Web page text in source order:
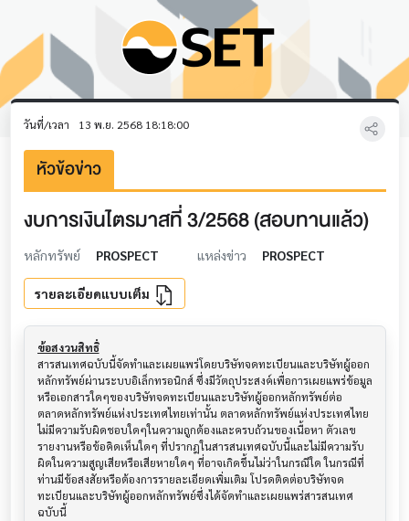
วันที่/เวลา 13 พ.ย. 2568 18:18:00
หัวข้อข่าว
งบการเงินไตรมาสที่ 3/2568 (สอบทานแล้ว)
หลักทรัพย์ PROSPECT แหล่งข่าว PROSPECT
รายละเอียดแบบเต็ม
ข้อสงวนสิทธิ์
สารสนเทศฉบับนี้จัดทำและเผยแพร่โดยบริษัทจดทะเบียนและบริษัทผู้ออก
หลักทรัพย์ผ่านระบบอิเล็กทรอนิกส์ ซึ่งมีวัตถุประสงค์เพื่อการเผยแพร่ข้อมูล
หรือเอกสารใดๆของบริษัทจดทะเบียนและบริษัทผู้ออกหลักทรัพย์ต่อ
ตลาดหลักทรัพย์แห่งประเทศไทยเท่านั้น ตลาดหลักทรัพย์แห่งประเทศไทย
ไม่มีความรับผิดชอบใดๆในความถูกต้องและครบถ้วนของเนื้อหา ตัวเลข
รายงานหรือข้อคิดเห็นใดๆ ที่ปรากฎในสารสนเทศฉบับนี้และไม่มีความรับ
ผิดในความสูญเสียหรือเสียหายใดๆ ที่อาจเกิดขึ้นไม่ว่าในกรณีใด ในกรณีที่
ท่านมีข้อสงสัยหรือต้องการรายละเอียดเพิ่มเติม โปรดติดต่อบริษัทจด
ทะเบียนและบริษัทผู้ออกหลักทรัพย์ซึ่งได้จัดทำและเผยแพร่สารสนเทศ
ฉบับนี้